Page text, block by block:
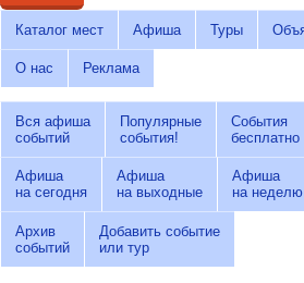
Каталог мест Афиша Туры
О нас Реклама
Вся афиша
событий
Популярные
события!
События
бесплатно
Афиша
на сегодня
Афиша
на выходные
Афиша
на неделю
Архив
событий
Добавить событие
или тур